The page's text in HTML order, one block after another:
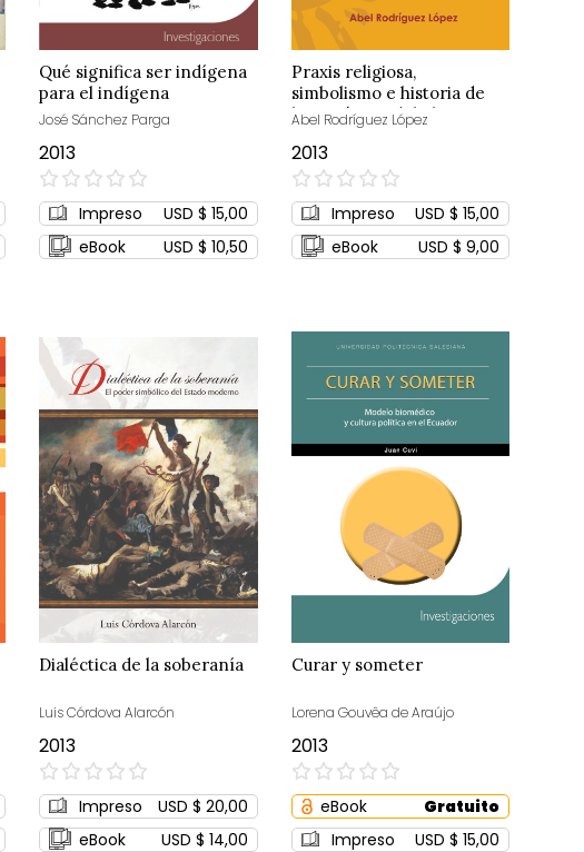
Qué significa ser indígena
para el indígena
José Sánchez Parga
2013
0%
Impreso
USD $ 15,00
eBook
USD $ 10,50
Praxis religiosa,
simbolismo e historia de
los rarámuri del Alto Rio
Conchos
Abel Rodríguez López
2013
0%
Impreso
USD $ 15,00
eBook
USD $ 9,00
Dialéctica de la soberanía
Luis Córdova Alarcón
2013
0%
Impreso
USD $ 20,00
eBook
USD $ 14,00
Curar y someter
Lorena Gouvêa de Araújo
2013
0%
eBook
Gratuito
Impreso
USD $ 15,00